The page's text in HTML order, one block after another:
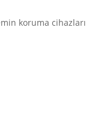
koruma